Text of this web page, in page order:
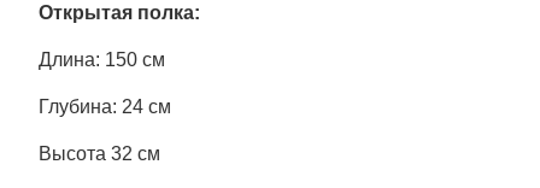
Открытая полка:
Длина: 150 см
Глубина: 24 см
Высота 32 см